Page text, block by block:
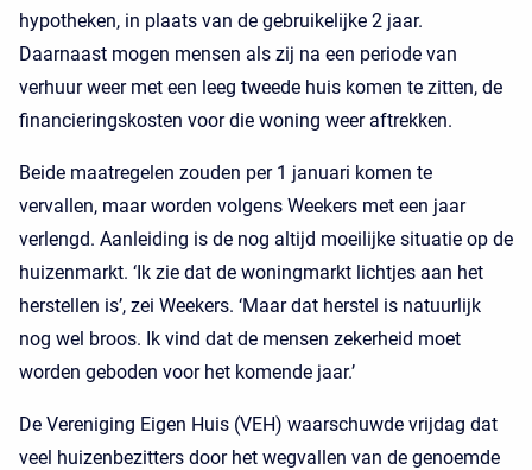
hypotheken, in plaats van de gebruikelijke 2 jaar.
Daarnaast mogen mensen als zij na een periode van
verhuur weer met een leeg tweede huis komen te zitten, de
financieringskosten voor die woning weer aftrekken.
Beide maatregelen zouden per 1 januari komen te
vervallen, maar worden volgens Weekers met een jaar
verlengd. Aanleiding is de nog altijd moeilijke situatie op de
huizenmarkt. ‘Ik zie dat de woningmarkt lichtjes aan het
herstellen is’, zei Weekers. ‘Maar dat herstel is natuurlijk
nog wel broos. Ik vind dat de mensen zekerheid moet
worden geboden voor het komende jaar.’
De Vereniging Eigen Huis (VEH) waarschuwde vrijdag dat
veel huizenbezitters door het wegvallen van de genoemde